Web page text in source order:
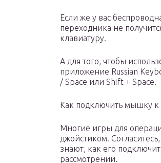
Если же у вас
переходника не
клавиатуру.
А для того, чтобы
приложение Russian
/ Space или Shift + Space.
Как подключить мышку
Многие игры для
джойстиком.
знают, как его
рассмотрении.